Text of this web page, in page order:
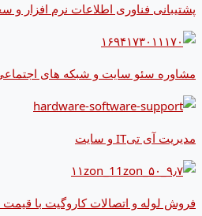
پشتیبانی فناوری اطلاعات نرم افزار و
مشاوره سئو سایت و شبکه های
مدیریت آی تیIT و سایت
فروش لوله و اتصالات کاروگیت با قیمت